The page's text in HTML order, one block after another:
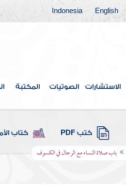
English
Indonesia
الاستشارات الصوتيات المكتبة
كتب PDF كتاب
باب صلاة النساء مع الرجال في الكسوف